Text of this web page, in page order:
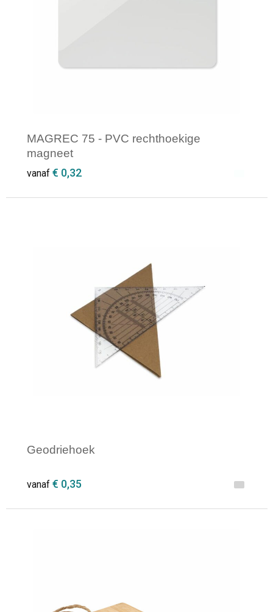
MAGREC 75 - PVC rechthoekige
magneet
vanaf € 0,32
Geodriehoek
vanaf € 0,35